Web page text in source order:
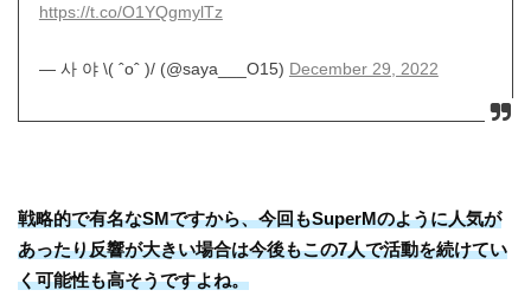
https://t.co/O1YQgmylTz
— 사 야 \( ˆoˆ )/ (@saya___O15) December 29, 2022
戦略的で有名なSMですから、今回もSuperMのように人気が
あったり反響が大きい場合は今後もこの7人で活動を続けてい
く可能性も高そうですよね。